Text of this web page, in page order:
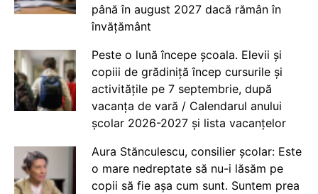
până în august 2027 dacă rămân în
învățământ
Peste o lună începe școala. Elevii și
copiii de grădiniță încep cursurile și
activitățile pe 7 septembrie, după
vacanța de vară / Calendarul anului
școlar 2026-2027 și lista vacanțelor
Aura Stănculescu, consilier școlar: Este
o mare nedreptate să nu-i lăsăm pe
copii să fie așa cum sunt. Suntem prea